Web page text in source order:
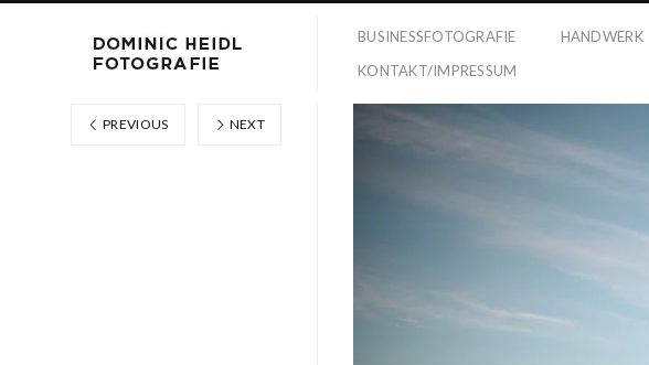
BUSINESSFOTOGRAFIE HANDWERK
KONTAKT/IMPRESSUM
PREVIOUS NEXT